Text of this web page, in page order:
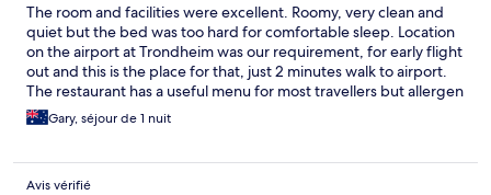
The room and facilities were excellent. Roomy, very clean and
quiet but the bed was too hard for comfortable sleep. Location
on the airport at Trondheim was our requirement, for early flight
out and this is the place for that, just 2 minutes walk to airport.
The restaurant has a useful menu for most travellers but allergen
effected people will suffer, bring your own food if you have
food allergies. The staff were friendly and helpful.
Gary, séjour de 1 nuit
Avis vérifié